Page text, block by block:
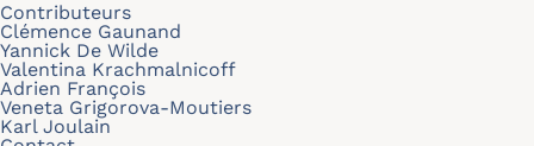
Contributeurs
Clémence Gaunand
Yannick De Wilde
Valentina Krachmalnicoff
Adrien François
Veneta Grigorova-Moutiers
Karl Joulain